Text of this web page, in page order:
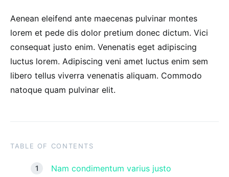
Aenean eleifend ante maecenas pulvinar montes
lorem et pede dis dolor pretium donec dictum. Vici
consequat justo enim. Venenatis eget adipiscing
luctus lorem. Adipiscing veni amet luctus enim sem
libero tellus viverra venenatis aliquam. Commodo
natoque quam pulvinar elit.
TABLE OF CONTENTS
Nam condimentum varius justo